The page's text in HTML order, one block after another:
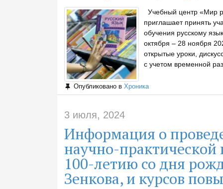
Учебный центр «Мир
приглашает принять
обучения русскому
октября – 28 ноября
открытые уроки,
с учетом временной
Опубликовано в Хроника
3 июля, 2024
Информация о
научно-
100-летию со дня
Зенкова, и курсов